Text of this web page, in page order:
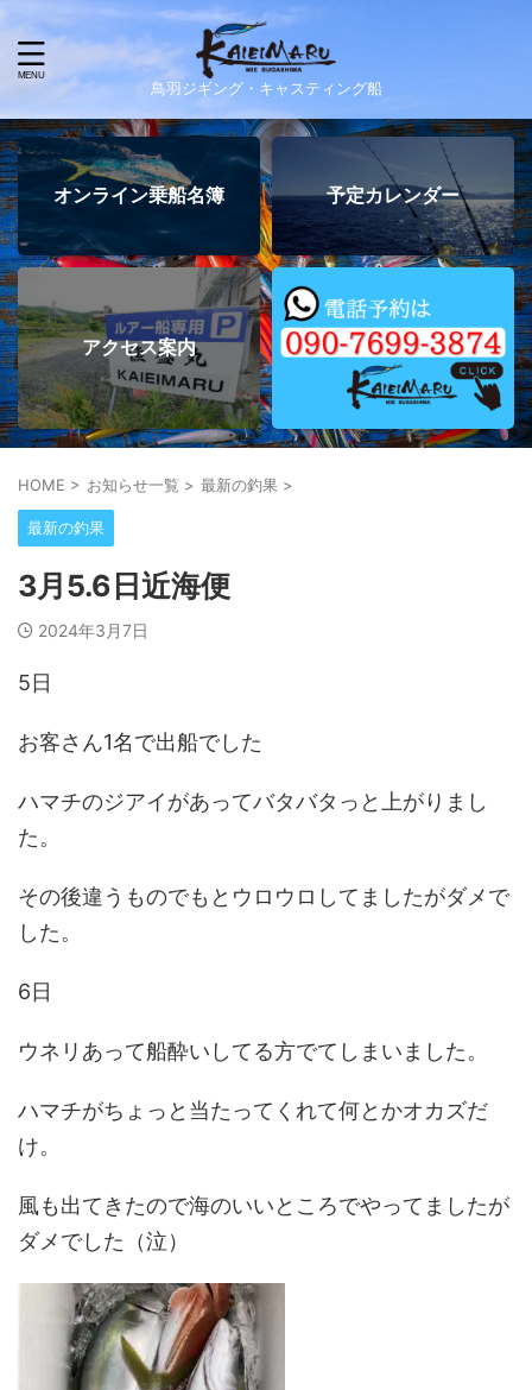
鳥羽ジギング・キャスティング船
オンライン乗船名簿 予定カレンダー
アクセス案内
HOME > お知らせ一覧 > 最新の釣果 >
最新の釣果
3月5.6日近海便
2024年3月7日
5日
お客さん1名で出船でした
ハマチのジアイがあってバタバタっと上がりまし
た。
その後違うものでもとウロウロしてましたがダメで
した。
6日
ウネリあって船酔いしてる方でてしまいました。
ハマチがちょっと当たってくれて何とかオカズだ
け。
風も出てきたので海のいいところでやってましたが
ダメでした（泣）